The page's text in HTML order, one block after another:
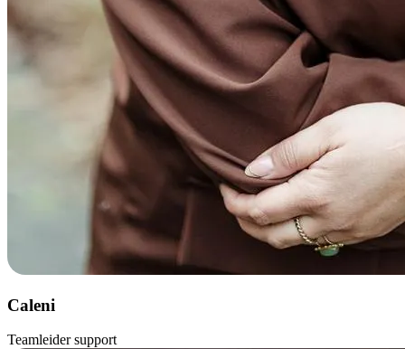
Caleni
Teamleider support